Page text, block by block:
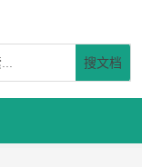
搜文档